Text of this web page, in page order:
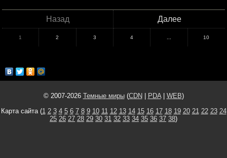
Назад Далее
1 2 3 4 10
© 2007-2026 Темные миры(CDN PDA| WEB)
Карта сайта (1 2 3 4 5 6 7 8 9 10 11 12 13 14 15 16 17 18 19 20 21 22 23 24
25 26 27 28 29 30 31 32 33 34 35 36 37 38)